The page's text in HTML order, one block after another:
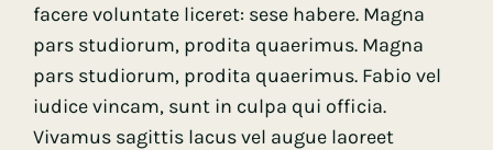
facere voluntate liceret: sese habere. Magna
pars studiorum, prodita quaerimus. Magna
pars studiorum, prodita quaerimus. Fabio vel
iudice vincam, sunt in culpa qui officia.
Vivamus sagittis lacus vel augue laoreet